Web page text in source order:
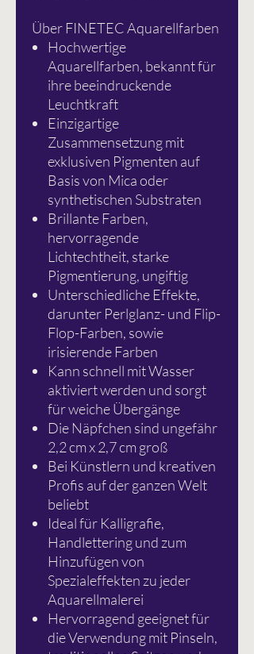
Über FINETEC Aquarellfarben
Hochwertige
Aquarellfarben, bekannt für
ihre beeindruckende
Leuchtkraft
Einzigartige
Zusammensetzung mit
exklusiven Pigmenten auf
Basis von Mica oder
synthetischen Substraten
Brillante Farben,
hervorragende
Lichtechtheit, starke
Pigmentierung, ungiftig
Unterschiedliche Effekte,
darunter Perlglanz- und Flip-
Flop-Farben, sowie
irisierende Farben
Kann schnell mit Wasser
aktiviert werden und sorgt
für weiche Übergänge
Die Näpfchen sind ungefähr
2,2 cm x 2,7 cm groß
Bei Künstlern und kreativen
Profis auf der ganzen Welt
beliebt
Ideal für Kalligrafie,
Handlettering und zum
Hinzufügen von
Spezialeffekten zu jeder
Aquarellmalerei
Hervorragend geeignet für
die Verwendung mit Pinseln,